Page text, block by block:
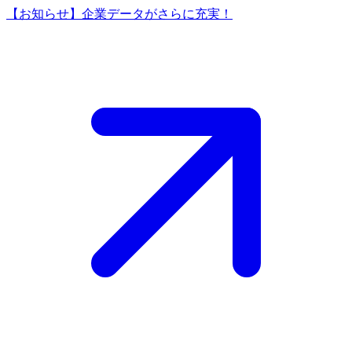
【お知らせ】企業データがさらに充実！